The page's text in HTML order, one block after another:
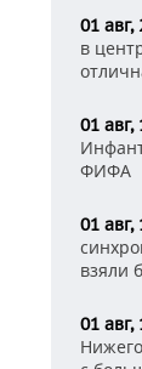
01 авг,
в
01 авг,
ФИФА
01 авг,
взяли
01 авг,